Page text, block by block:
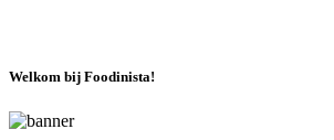
Welkom bij Foodinista!